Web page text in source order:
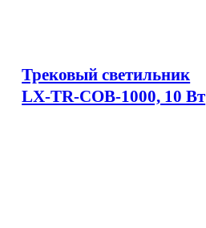
Трековый светильник
LX-TR-COB-1000, 10 Вт